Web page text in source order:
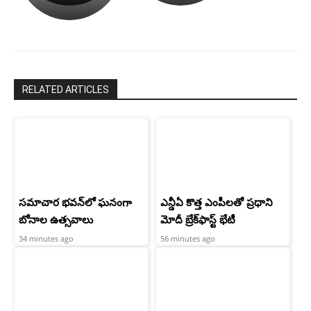
రామ్
RELATED ARTICLES
సమాచార భవన్‌లో ఘనంగా
బోనాల ఉత్సవాలు
34 minutes ago
ఎన్డీఏ కొత్త ఎంపీలతో ప్రధాని
మోదీ బ్రేక్‌ఫాస్ట్ భేటీ
56 minutes ago